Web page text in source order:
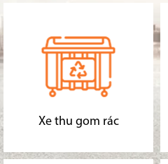
Xe thu gom rác